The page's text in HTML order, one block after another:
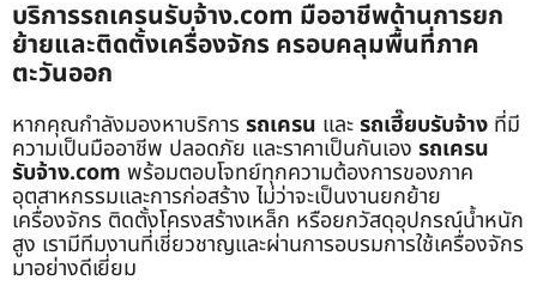
บริการรถเครนรับจ้าง.com มืออาชีพด้านการยก
ย้ายและติดตั้งเครื่องจักร ครอบคลุมพื้นที่ภาค
ตะวันออก
หากคุณกำลังมองหาบริการ รถเครน และรถเฮี๊ยบรับจ้าง ที่มี
ความเป็นมืออาชีพ ปลอดภัย และราคาเป็นกันเอง รถเครน
รับจ้าง.com พร้อมตอบโจทย์ทุกความต้องการของภาค
อุตสาหกรรมและการก่อสร้าง ไม่ว่าจะเป็นงานยกย้าย
เครื่องจักร ติดตั้งโครงสร้างเหล็ก หรือยกวัสดุอุปกรณ์น้ำหนัก
สูง เรามีทีมงานที่เชี่ยวชาญและผ่านการอบรมการใช้เครื่องจักร
มาอย่างดีเยี่ยม